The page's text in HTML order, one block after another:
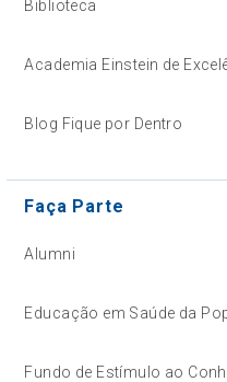
Biblioteca
Academia Einstein de
Blog Fique por Dentro
Faça Parte
Alumni
Educação em Saúde da
Fundo de Estímulo ao